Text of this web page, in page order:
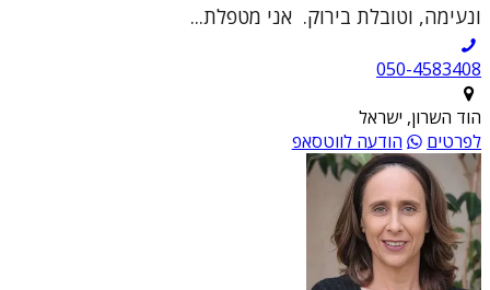
ונעימה, וטובלת בירוק. אני מטפלת...
050-4583408
הוד השרון, ישראל
לפרטים
הודעה לווטסאפ